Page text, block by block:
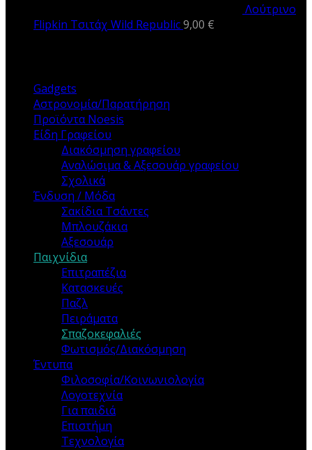
Λούτρινο
Flipkin Τσιτάχ Wild Republic9,00 €
Gadgets
Αστρονομία/Παρατήρηση
Προϊόντα Noesis
Είδη Γραφείου
Διακόσμηση γραφείου
Αναλώσιμα & Αξεσουάρ γραφείου
Σχολικά
Ένδυση / Μόδα
Σακίδια Τσάντες
Μπλουζάκια
Αξεσουάρ
Παιχνίδια
Επιτραπέζια
Κατασκευές
Παζλ
Πειράματα
Σπαζοκεφαλιές
Φωτισμός/Διακόσμηση
Έντυπα
Φιλοσοφία/Κοινωνιολογία
Λογοτεχνία
Για παιδιά
Επιστήμη
Τεχνολογία